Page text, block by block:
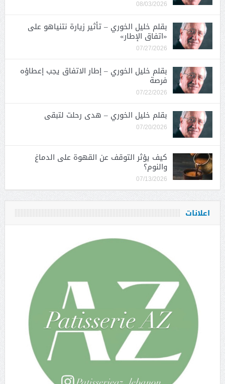
08/03/2026
بقلم خليل الخوري – تأثير زيارة نتنياهو على
«اتفاق الإطار»
07/27/2026
بقلم خليل الخوري – إطار الاتفاق يجب إعطاؤه
فرصة
07/22/2026
بقلم خليل الخوري – هدى رحلت لتبقى
07/20/2026
كيف يؤثر التوقف عن القهوة على الدماغ
والنوم؟
07/13/2026
اعلانات